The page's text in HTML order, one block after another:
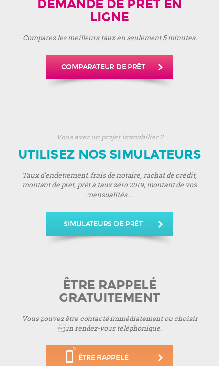
DEMANDE DE PRÊT EN
LIGNE
Comparez les meilleurs taux en seulement 5 minutes.
COMPARATEUR DE PRÊT
Vous avez un projet immobilier ?
UTILISEZ NOS SIMULATEURS
Taux d’endettement, frais de notaire, rachat de crédit,
montant de prêt, prêt à taux zéro 2019, montant de vos
mensualités ...
SIMULATEURS DE PRÊT
ÊTRE RAPPELÉ
GRATUITEMENT
Vous pouvez être contacté immédiatement ou choisir
un rendez-vous téléphonique.
ÊTRE RAPPELÉ